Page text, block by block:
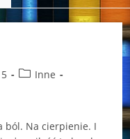
PostInne
ból. Na cierpienie. I